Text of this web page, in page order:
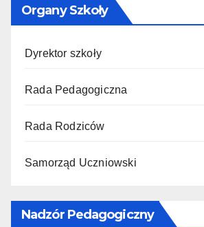
Organy Szkoły
Dyrektor szkoły
Rada Pedagogiczna
Rada Rodziców
Samorząd Uczniowski
Nadzór Pedagogiczny